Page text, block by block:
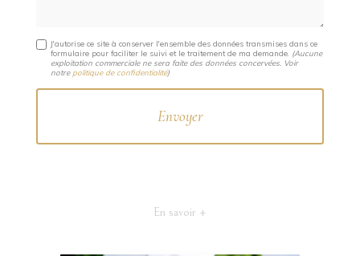
J'autorise ce site à conserver l'ensemble des données transmises dans ce
formulaire pour faciliter le suivi et le traitement de ma demande. (Aucune
exploitation commerciale ne sera faite des données concervées. Voir
notre politique de confidentialité)
En savoir +